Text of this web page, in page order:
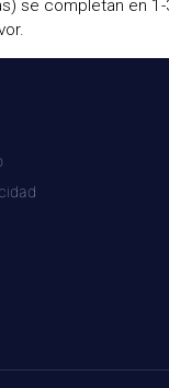
se completan en 1-